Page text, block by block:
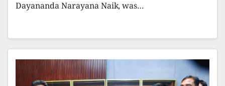
Dayananda Narayana Naik, was…